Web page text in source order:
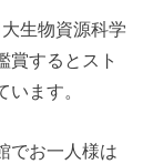
生物資源科学
賞するとスト
ます。
でお一人様は